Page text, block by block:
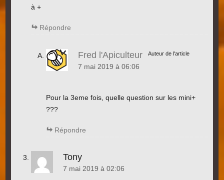
à +
Répondre
Fred l'Apiculteur Auteur de l'article
7 mai 2019 à 06:06
Pour la 3eme fois, quelle question sur les mini+
???
Répondre
Tony
7 mai 2019 à 02:06